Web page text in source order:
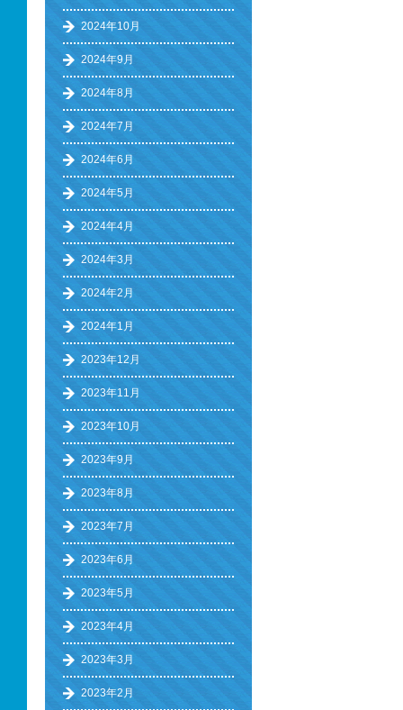
2024年10月
2024年9月
2024年8月
2024年7月
2024年6月
2024年5月
2024年4月
2024年3月
2024年2月
2024年1月
2023年12月
2023年11月
2023年10月
2023年9月
2023年8月
2023年7月
2023年6月
2023年5月
2023年4月
2023年3月
2023年2月